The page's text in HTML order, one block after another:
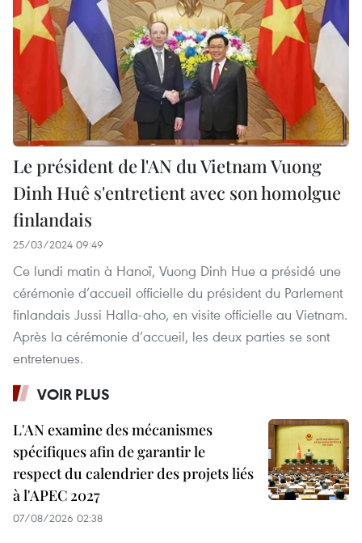
Le président de l'AN du Vietnam Vuong
Dinh Huê s'entretient avec son homolgue
finlandais
25/03/2024 09:49
Ce lundi matin à Hanoï, Vuong Dinh Hue a présidé une
cérémonie d’accueil officielle du président du Parlement
finlandais Jussi Halla-aho, en visite officielle au Vietnam.
Après la cérémonie d’accueil, les deux parties se sont
entretenues.
VOIR PLUS
L'AN examine des mécanismes
spécifiques afin de garantir le
respect du calendrier des projets liés
à l'APEC 2027
07/08/2026 02:38